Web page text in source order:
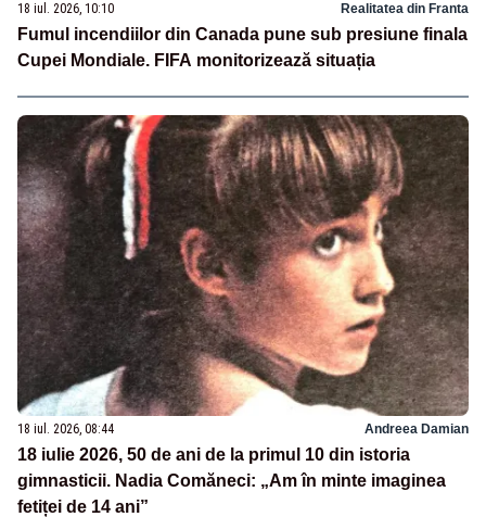
18 iul. 2026, 10:10 Realitatea din Franta
Fumul incendiilor din Canada pune sub presiune finala
Cupei Mondiale. FIFA monitorizează situația
18 iul. 2026, 08:44 Andreea Damian
18 iulie 2026, 50 de ani de la primul 10 din istoria
gimnasticii. Nadia Comăneci: „Am în minte imaginea
fetiței de 14 ani”